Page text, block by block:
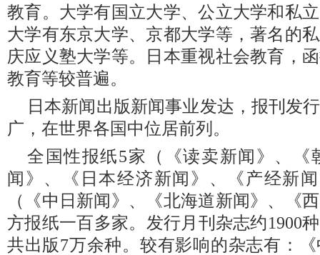
教育。大学有国立大学、公立大学和私
大学有东京大学、京都大学等，著名的
庆应义塾大学等。日本重视社会教育，
教育等较普遍。
日本新闻出版新闻事业发达，报刊发
广，在世界各国中位居前列。
全国性报纸5家（《读卖新闻》、《
闻》、《日本经济新闻》、《产经新
（《中日新闻》、《北海道新闻》、《
方报纸一百多家。发行月刊杂志约1900
共出版7万余种。较有影响的杂志有：